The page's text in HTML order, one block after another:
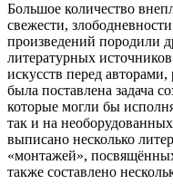
Большое количество
свежести,
произведений породили
литературных
искусств перед
была поставлена задача
которые могли бы
так и на
выписано несколько
«монтажей»,
также составлено